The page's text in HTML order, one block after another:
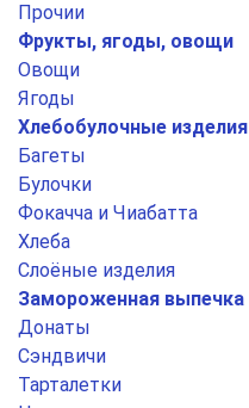
Прочии
Фрукты, ягоды, овощи
Овощи
Ягоды
Хлебобулочные изделия
Багеты
Булочки
Фокачча и Чиабатта
Хлеба
Слоёные изделия
Замороженная выпечка
Донаты
Сэндвичи
Тарталетки